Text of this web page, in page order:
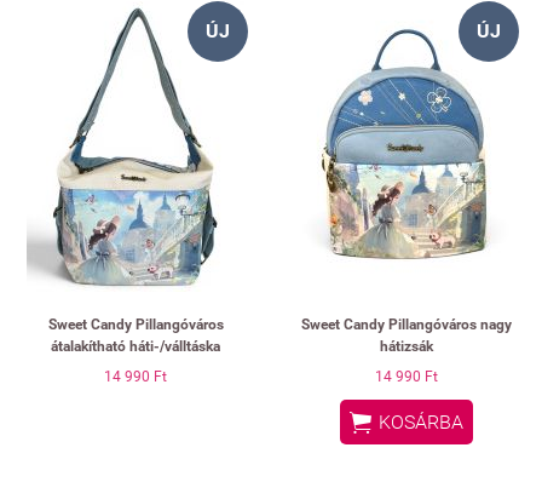
ÚJ
Sweet Candy Pillangóváros
átalakítható háti-/válltáska
14 990 Ft
ÚJ
Sweet Candy Pillangóváros nagy
hátizsák
14 990 Ft
 KOSÁRBA